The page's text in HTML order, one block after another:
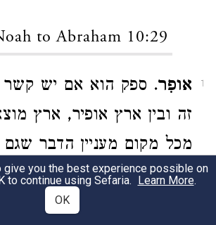
to Abraham 10:29
1 אופִר. ספק הוא אם יש קשר
זה ובין ארץ אופיר, ארץ
מכל מקום מעניין הדבר
חוילה, הבא מיד אחר כך,
ארץ שממנה היו מביאים זהב
give you the best experience possible on
to continue using Sefaria. Learn More.
OK